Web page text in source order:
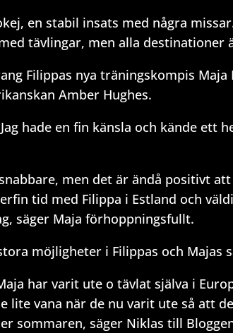
en stabil insats med några
tävlingar, men alla destinationer
Filippas nya träningskompis Maja
Amber Hughes.
hade en fin känsla och kände ett
men det är ändå positivt
tid med Filippa i Estland och
säger Maja förhoppningsfullt.
möjligheter i Filippas och Majas
har varit ute o tävlat själva i
lite vana när de nu varit ute så att
sommaren, säger Niklas till